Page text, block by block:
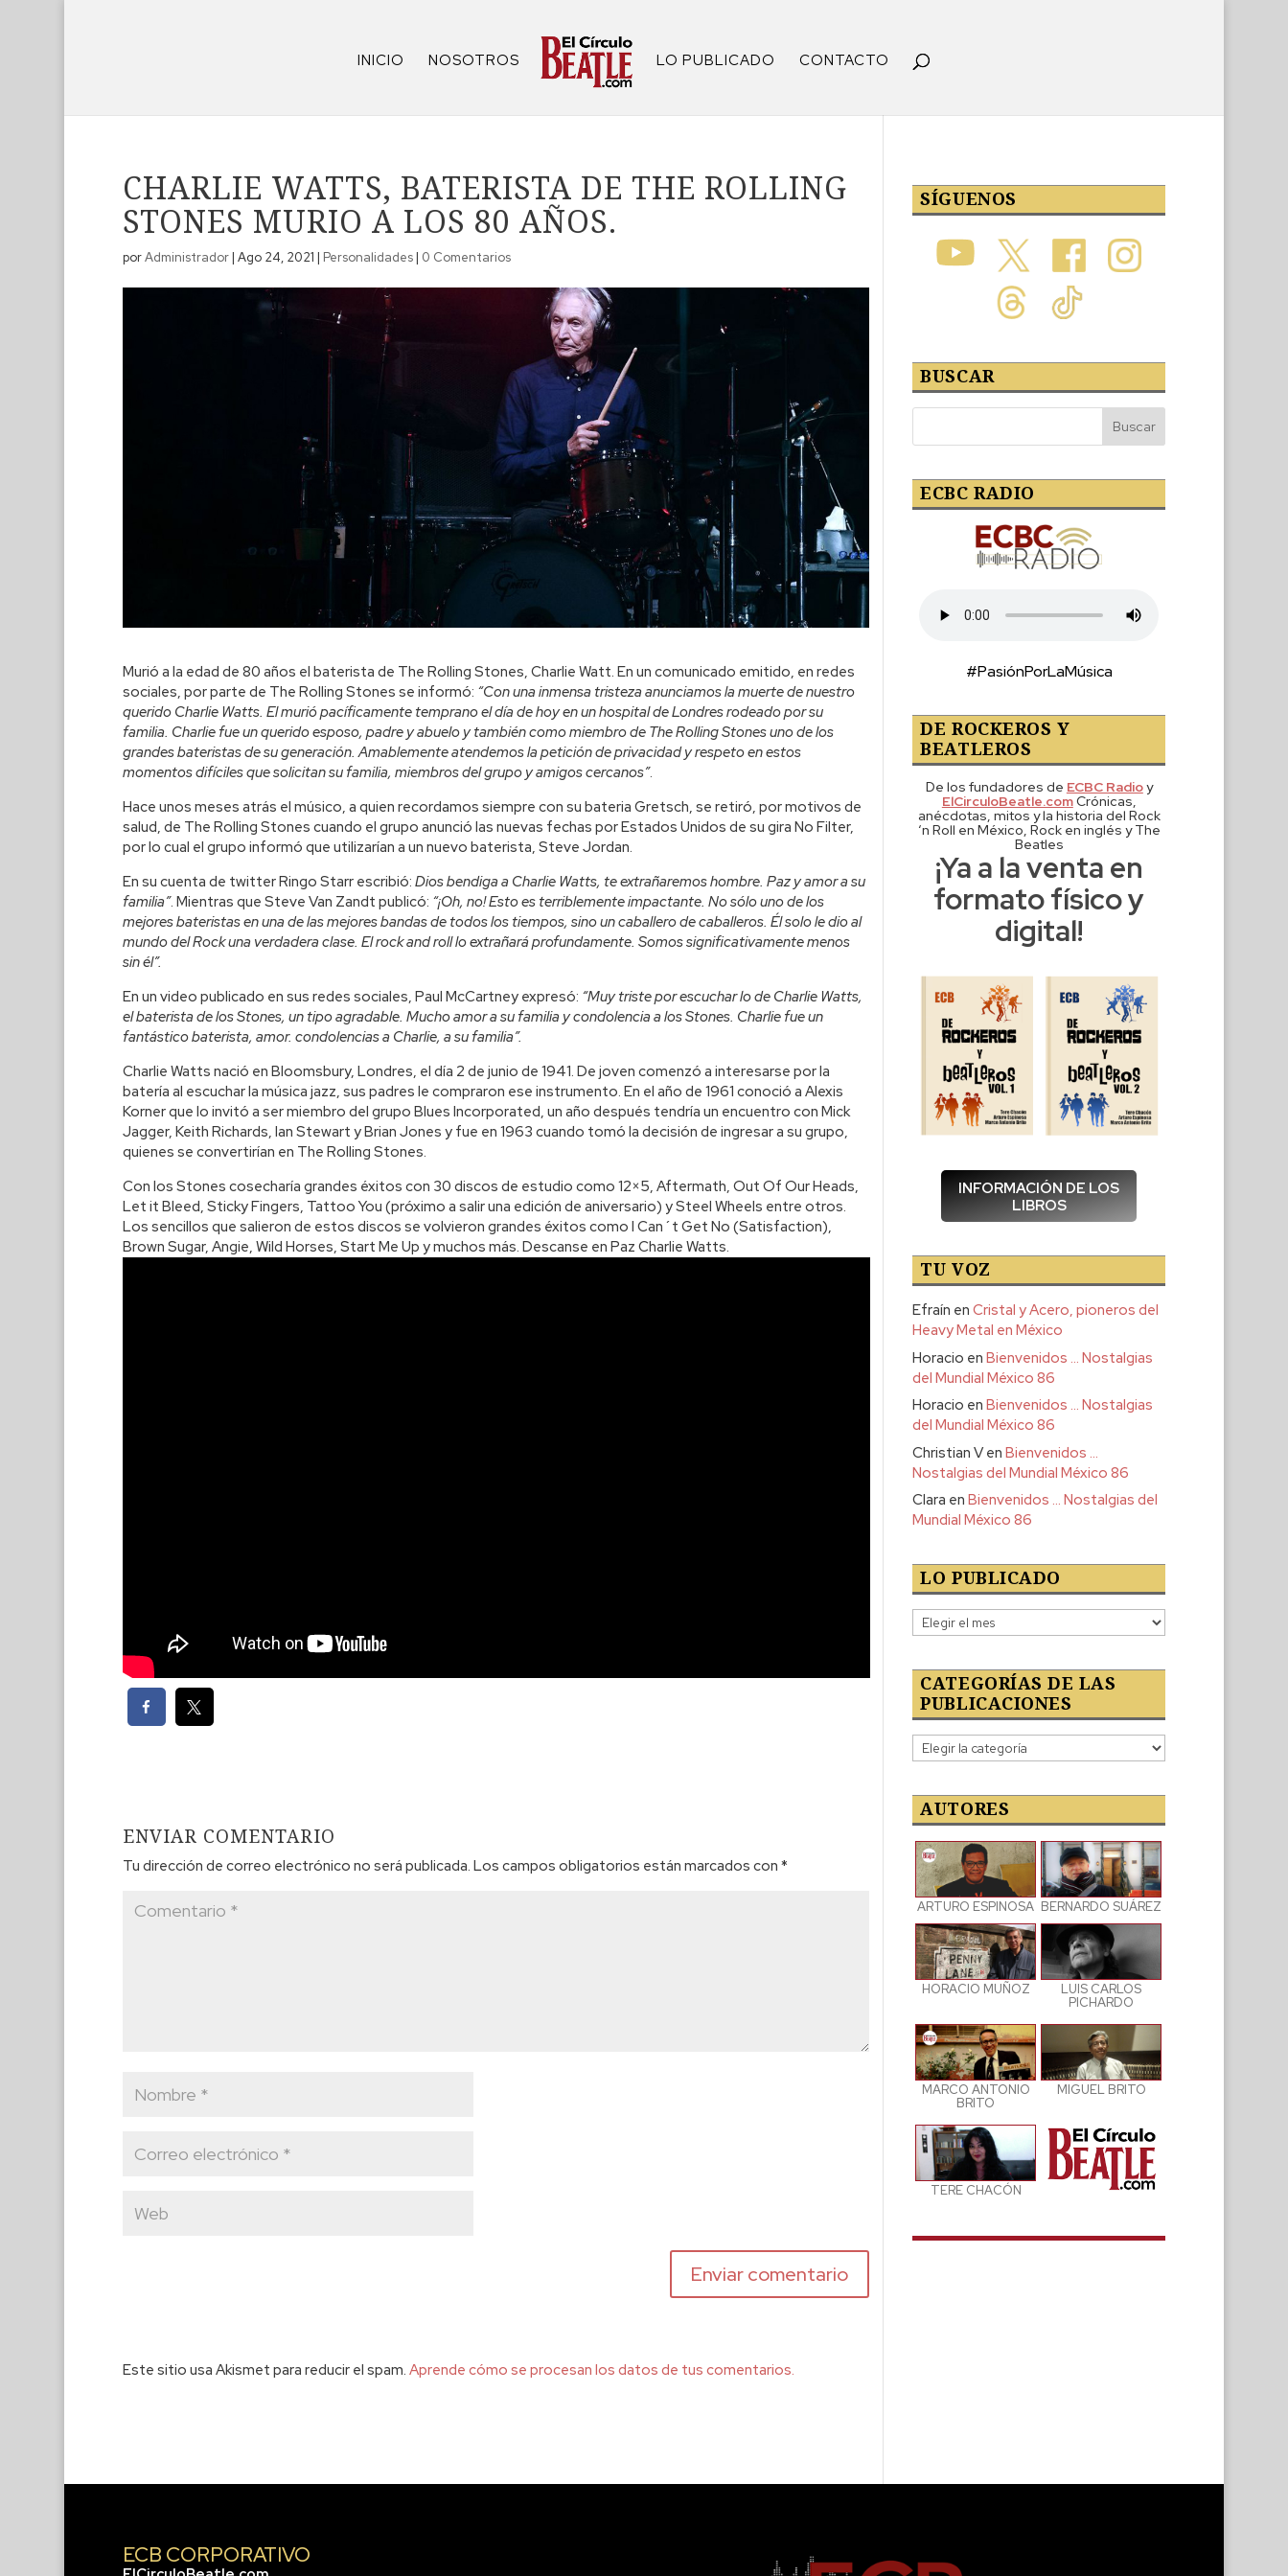
INICIO NOSOTROS LO PUBLICADO CONTACTO
CHARLIE WATTS, BATERISTA DE THE ROLLING
STONES MURIO A LOS 80 AÑOS.
porAdministrador| Ago 24, 2021 | Personalidades| 0 Comentarios
Murió a la edad de 80 años el baterista de The Rolling Stones, Charlie Watt. En un comunicado emitido, en redes
sociales, por parte de The Rolling Stones se informó: “Con una inmensa tristeza anunciamos la muerte de nuestro
querido Charlie Watts. El murió pacíficamente temprano el día de hoy en un hospital de Londres rodeado por su
familia. Charlie fue un querido esposo, padre y abuelo y también como miembro de The Rolling Stones uno de los
grandes bateristas de su generación. Amablemente atendemos la petición de privacidad y respeto en estos
momentos difíciles que solicitan su familia, miembros del grupo y amigos cercanos”.
Hace unos meses atrás el músico, a quien recordamos siempre con su bateria Gretsch, se retiró, por motivos de
salud, de The Rolling Stones cuando el grupo anunció las nuevas fechas por Estados Unidos de su gira No Filter,
por lo cual el grupo informó que utilizarían a un nuevo baterista, Steve Jordan.
En su cuenta de twitter Ringo Starr escribió: Dios bendiga a Charlie Watts, te extrañaremos hombre. Paz y amor a su
familia”. Mientras que Steve Van Zandt publicó: “¡Oh, no! Esto es terriblemente impactante. No sólo uno de los
mejores bateristas en una de las mejores bandas de todos los tiempos, sino un caballero de caballeros. Él solo le dio al
mundo del Rock una verdadera clase. El rock and roll lo extrañará profundamente. Somos significativamente menos
sin él”.
En un video publicado en sus redes sociales, Paul McCartney expresó: “Muy triste por escuchar lo de Charlie Watts,
el baterista de los Stones, un tipo agradable. Mucho amor a su familia y condolencia a los Stones. Charlie fue un
fantástico baterista, amor. condolencias a Charlie, a su familia”.
Charlie Watts nació en Bloomsbury, Londres, el día 2 de junio de 1941. De joven comenzó a interesarse por la
batería al escuchar la música jazz, sus padres le compraron ese instrumento. En el año de 1961 conoció a Alexis
Korner que lo invitó a ser miembro del grupo Blues Incorporated, un año después tendría un encuentro con Mick
Jagger, Keith Richards, Ian Stewart y Brian Jones y fue en 1963 cuando tomó la decisión de ingresar a su grupo,
quienes se convertirían en The Rolling Stones.
Con los Stones cosecharía grandes éxitos con 30 discos de estudio como 12×5, Aftermath, Out Of Our Heads,
Let it Bleed, Sticky Fingers, Tattoo You (próximo a salir una edición de aniversario) y Steel Wheels entre otros.
Los sencillos que salieron de estos discos se volvieron grandes éxitos como I Can´t Get No (Satisfaction),
Brown Sugar, Angie, Wild Horses, Start Me Up y muchos más. Descanse en Paz Charlie Watts.
ENVIAR COMENTARIO
Tu dirección de correo electrónico no será publicada. Los campos obligatorios están marcados con *
Este sitio usa Akismet para reducir el spam. Aprende cómo se procesan los datos de tus comentarios.
SÍGUENOS
BUSCAR
ECBC RADIO
#PasiónPorLaMúsica
DE ROCKEROS Y
BEATLEROS
De los fundadores de ECBC Radioy
ElCirculoBeatle.comCrónicas,
anécdotas, mitos y la historia del Rock
‘n Roll en México, Rock en inglés y The
Beatles
¡Ya a la venta en
formato físico y
digital!
INFORMACIÓN DE LOS
LIBROS
TU VOZ
Efraín enCristal y Acero, pioneros del
Heavy Metal en México
Horacio enBienvenidos … Nostalgias
del Mundial México 86
Horacio enBienvenidos … Nostalgias
del Mundial México 86
Christian VenBienvenidos …
Nostalgias del Mundial México 86
Clara enBienvenidos … Nostalgias del
Mundial México 86
LO PUBLICADO
Lo
publicado
CATEGORÍAS DE LAS
PUBLICACIONES
Categorías
de
publicaciones
AUTORES
ARTURO ESPINOSA BERNARDO SUÁREZ
HORACIO MUÑOZ
LUIS CARLOS
PICHARDO
MARCO ANTONIO
BRITO
MIGUEL BRITO
TERE CHACÓN
ECB CORPORATIVO